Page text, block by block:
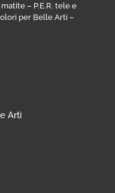
matite– P.E.R. tele e
per Belle Arti –
Arti